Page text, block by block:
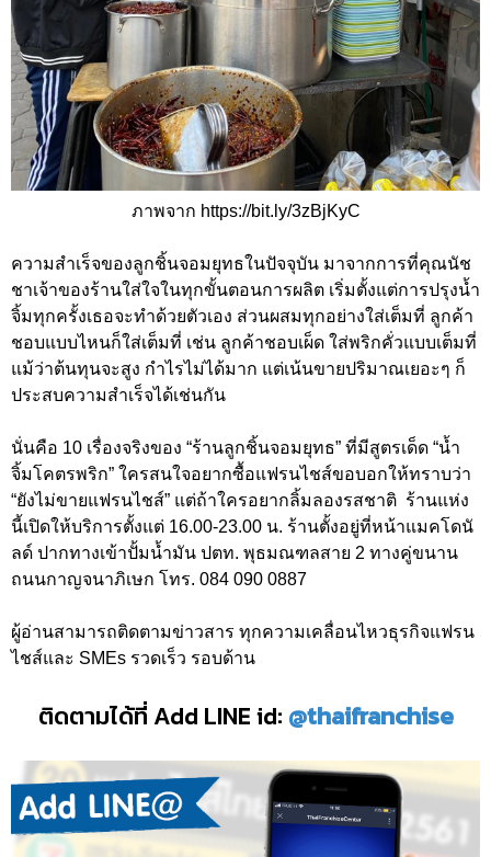
ภาพจาก https://bit.ly/3zBjKyC
ความสำเร็จของลูกชิ้นจอมยุทธในปัจจุบัน มาจากการที่คุณนัช
ชาเจ้าของร้านใส่ใจในทุกขั้นตอนการผลิต เริ่มตั้งแต่การปรุงน้ำ
จิ้มทุกครั้งเธอจะทำด้วยตัวเอง ส่วนผสมทุกอย่างใส่เต็มที่ ลูกค้า
ชอบแบบไหนก็ใส่เต็มที่ เช่น ลูกค้าชอบเผ็ด ใส่พริกคั่วแบบเต็มที่
แม้ว่าต้นทุนจะสูง กำไรไม่ได้มาก แต่เน้นขายปริมาณเยอะๆ ก็
ประสบความสำเร็จได้เช่นกัน
นั่นคือ 10 เรื่องจริงของ “ร้านลูกชิ้นจอมยุทธ” ที่มีสูตรเด็ด “น้ำ
จิ้มโคตรพริก” ใครสนใจอยากซื้อแฟรนไชส์ขอบอกให้ทราบว่า
“ยังไม่ขายแฟรนไชส์” แต่ถ้าใครอยากลิ้มลองรสชาติ ร้านแห่ง
นี้เปิดให้บริการตั้งแต่ 16.00-23.00 น. ร้านตั้งอยู่ที่หน้าแมคโดนั
ลด์ ปากทางเข้าปั้มน้ำมัน ปตท. พุธมณฑลสาย 2 ทางคู่ขนาน
ถนนกาญจนาภิเษก โทร. 084 090 0887
ผู้อ่านสามารถติดตามข่าวสาร ทุกความเคลื่อนไหวธุรกิจแฟรน
ไชส์และ SMEs รวดเร็ว รอบด้าน
ติดตามได้ที่ Add LINE id: @thaifranchise